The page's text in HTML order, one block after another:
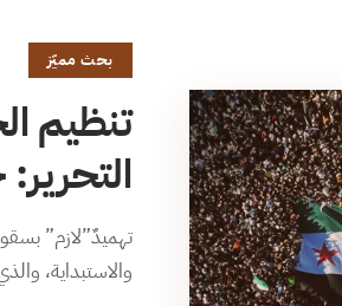
بحث مميّز
تنظيم
تهميدٌ”لازم”
والاستبداية،